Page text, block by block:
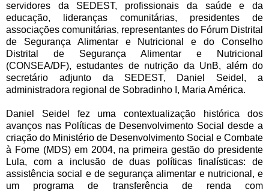
servidores da SEDEST, profissionais da saúde e da
educação, lideranças comunitárias, presidentes de
associações comunitárias, representantes do Fórum Distrital
de Segurança Alimentar e Nutricional e do Conselho
Distrital de Segurança Alimentar e Nutricional
(CONSEA/DF), estudantes de nutrição da UnB, além do
secretário adjunto da SEDEST, Daniel Seidel, a
administradora regional de Sobradinho I, Maria América.
Daniel Seidel fez uma contextualização histórica dos
avanços nas Políticas de Desenvolvimento Social desde a
criação do Ministério de Desenvolvimento Social e Combate
à Fome (MDS) em 2004, na primeira gestão do presidente
Lula, com a inclusão de duas políticas finalísticas: de
assistência social e de segurança alimentar e nutricional, e
um programa de transferência de renda com